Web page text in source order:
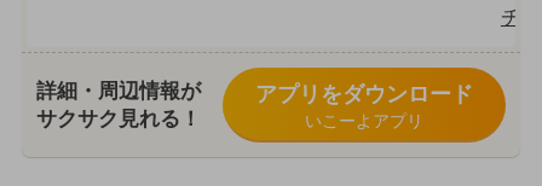
チ
詳細・周辺情報が
サクサク見れる！
アプリをダウンロード
いこーよアプリ